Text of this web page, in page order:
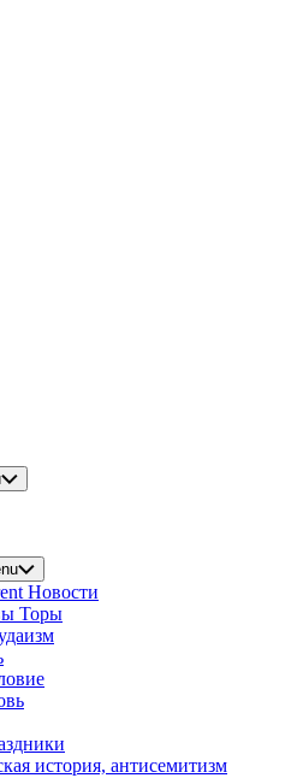
Новости
Торы
история, антисемитизм